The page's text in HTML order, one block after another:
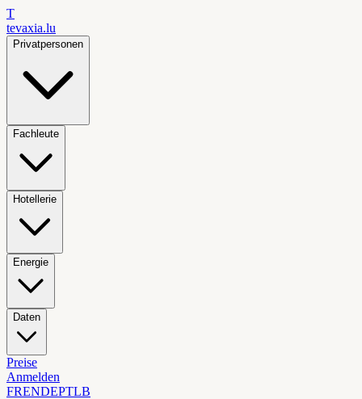
T
tevaxia.lu
Privatpersonen
Fachleute
Hotellerie
Energie
Daten
Preise
Anmelden
FRENDEPTLB